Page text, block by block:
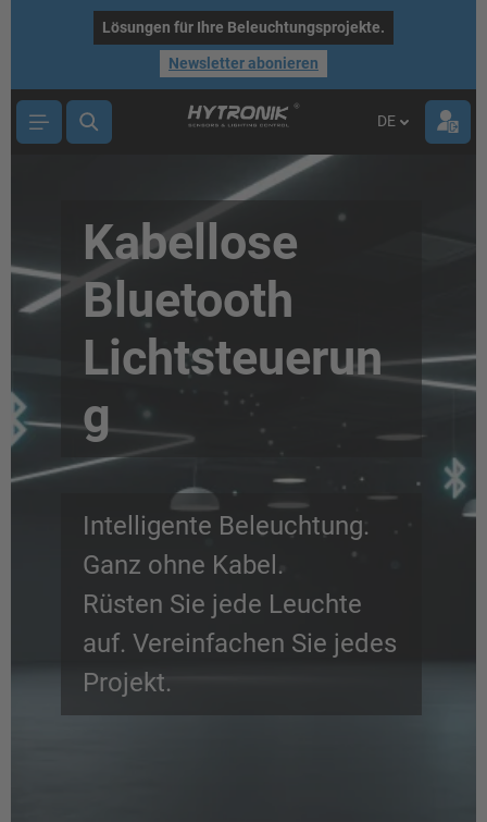
Lösungen für Ihre Beleuchtungsprojekte.
Newsletter abonieren
DE
Kabellose
Bluetooth
Lichtsteuerun
g
Intelligente Beleuchtung.
Ganz ohne Kabel.
Rüsten Sie jede Leuchte
auf. Vereinfachen Sie jedes
Projekt.